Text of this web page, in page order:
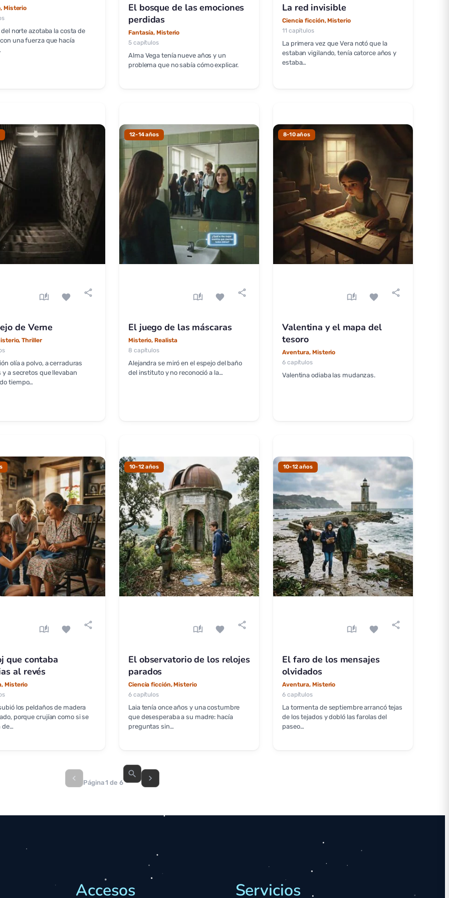
Misterio
del norte azotaba la costa de
una fuerza que hacía
El bosque de las emociones
perdidas
Fantasía, Misterio
5 capítulos
Alma Vega tenía nueve años y un
problema que no sabía cómo explicar.
La red invisible
Ciencia ficción, Misterio
11 capítulos
La primera vez que Vera notó que la
estaban vigilando, tenía catorce años y
estaba…
auto_stories favorite share
de Verne
Thriller
olía a polvo, a cerraduras
y a secretos que llevaban
tiempo…
12-14 años
auto_stories favorite share
El juego de las máscaras
Misterio, Realista
8 capítulos
Alejandra se miró en el espejo del baño
del instituto y no reconoció a la…
8-10 años
auto_stories favorite share
Valentina y el mapa del
tesoro
Aventura, Misterio
6 capítulos
Valentina odiaba las mudanzas.
auto_stories favorite share
que contaba
al revés
Misterio
los peldaños de madera
porque crujían como si se
de…
10-12 años
auto_stories favorite share
El observatorio de los relojes
parados
Ciencia ficción, Misterio
6 capítulos
Laia tenía once años y una costumbre
que desesperaba a su madre: hacía
preguntas sin…
10-12 años
auto_stories favorite share
El faro de los mensajes
olvidados
Aventura, Misterio
6 capítulos
La tormenta de septiembre arrancó tejas
de los tejados y dobló las farolas del
paseo…
chevron_left Página 1 de 6
search chevron_right
Accesos Servicios